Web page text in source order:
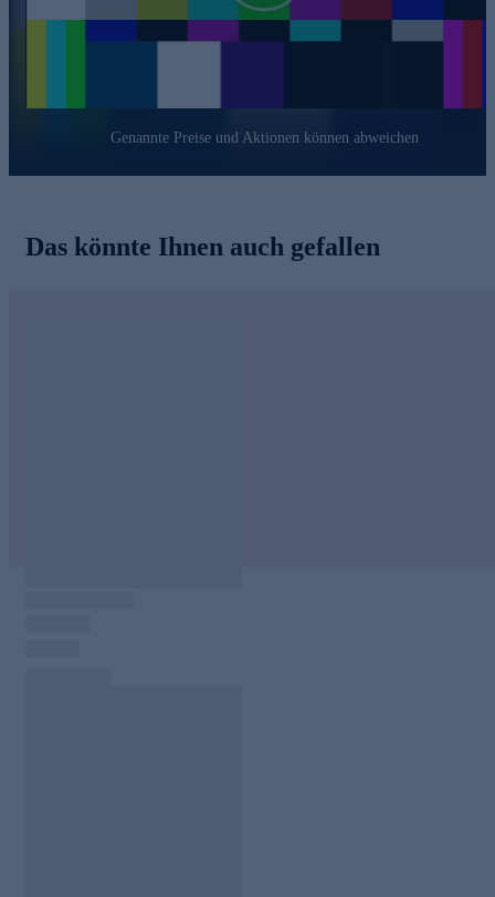
Genannte Preise und Aktionen können abweichen
Das könnte Ihnen auch gefallen